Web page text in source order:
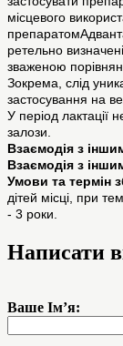
місцевого
ретельно
зваженою
Зокрема, слід
застосування на
У період лактації
залози.
Взаємодія з
Взаємодія з
Умови та термін
дітей місці, при
- 3 роки.
Написати
Ваше Ім’я: